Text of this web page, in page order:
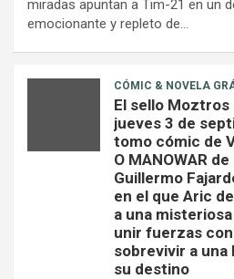
miradas apuntan a Tim-21 en un
emocionante y repleto de…
CÓMIC & NOVELA
El sello
jueves 3 de
tomo cómic de
O MANOWAR
Guillermo
en el que Aric
a una
unir fuerzas
sobrevivir a una
su destino